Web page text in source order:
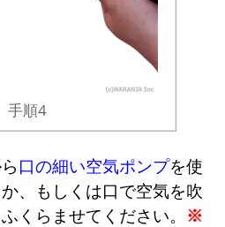
手順4
口の細い空気ポンプを使
、もしくは口で空気を吹
くらませてください。 ※